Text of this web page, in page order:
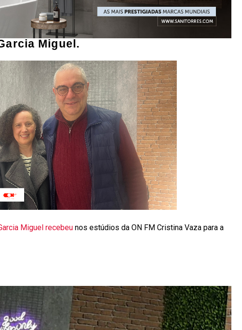
Miguel.
Miguel recebeunos estúdios da ON FM Cristina Vaza para a